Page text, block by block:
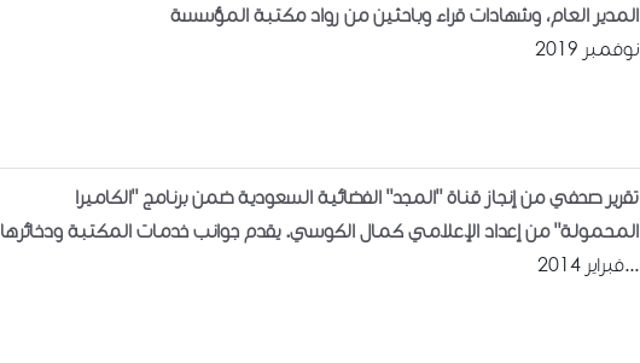
المدير العام، وشهادات قراء وباحثين من رواد مكتبة المؤسسة
نوفمبر 2019
تقرير صحفي من إنجاز قناة "المجد" الفضائية السعودية ضمن برنامج "الكاميرا
المحمولة" من إعداد الإعلامي كمال الكوسي. يقدم جوانب خدمات المكتبة ودخائرها
فبراير 2014...